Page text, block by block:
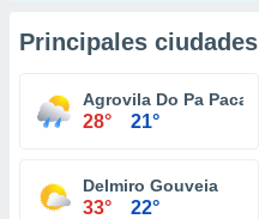
Principales ciudades
Agrovila Do Pa Pacas
28° 21°
Delmiro Gouveia
33° 22°